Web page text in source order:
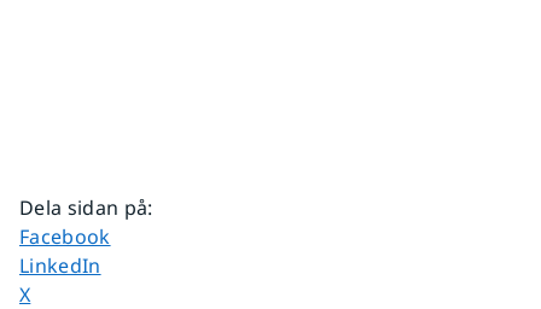
Dela sidan på:
Dela sidan på
Facebook
Dela sidan på
LinkedIn
Dela sidan på
X